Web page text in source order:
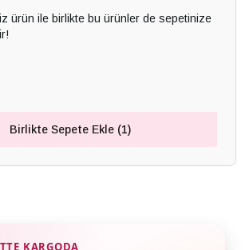
ürün ile birlikte bu ürünler de sepetinize
Birlikte Sepete Ekle (1)
KARGODA